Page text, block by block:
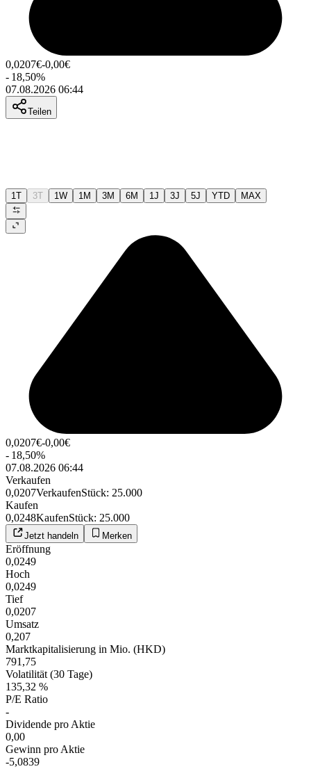
0,0207€-0,00€
- 18,50%
07.08.2026 06:44
Teilen
1T 3T 1W 1M 3M 6M 1J 3J 5J YTD MAX
0,0207€-0,00€
- 18,50%
07.08.2026 06:44
Verkaufen
0,0207VerkaufenStück: 25.000
Kaufen
0,0248KaufenStück: 25.000
Jetzt handeln Merken
Eröffnung
0,0249
Hoch
0,0249
Tief
0,0207
Umsatz
0,207
Marktkapitalisierung in Mio. (HKD)
791,75
Volatilität (30 Tage)
135,32 %
P/E Ratio
-
Dividende pro Aktie
0,00
Gewinn pro Aktie
-5,0839